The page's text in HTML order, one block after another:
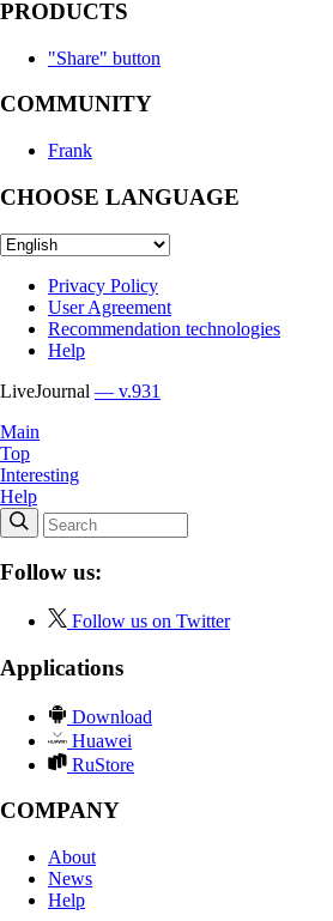
PRODUCTS
"Share" button
COMMUNITY
Frank
CHOOSE LANGUAGE
Privacy Policy
User Agreement
Recommendation technologies
Help
LiveJournal — v.931
Main
Top
Interesting
Help
Follow us:
Follow us on Twitter
Applications
Download
Huawei
RuStore
COMPANY
About
News
Help